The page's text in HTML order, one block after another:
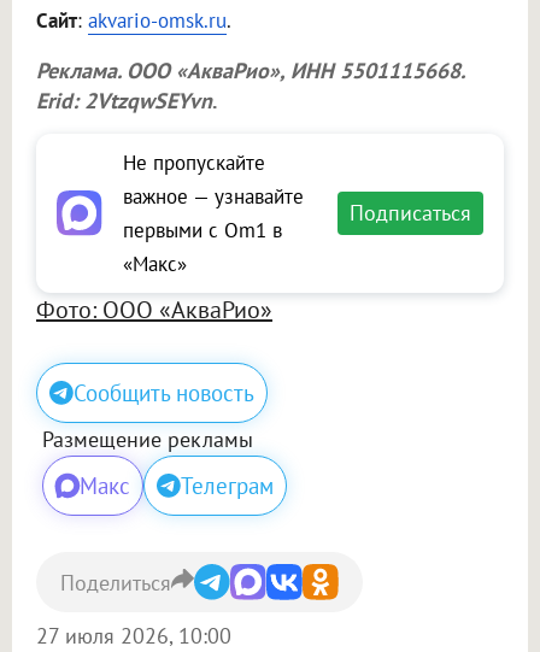
Сайт: akvario-omsk.ru.
Реклама. ООО «АкваРио», ИНН 5501115668.
Erid: 2VtzqwSEYvn.
Не пропускайте
важное — узнавайте
первыми с Om1 в
«Макс»
Подписаться
Фото: ООО «АкваРио»
Сообщить новость
Размещение рекламы
Макс Телеграм
27 июля 2026, 10:00
Поделиться